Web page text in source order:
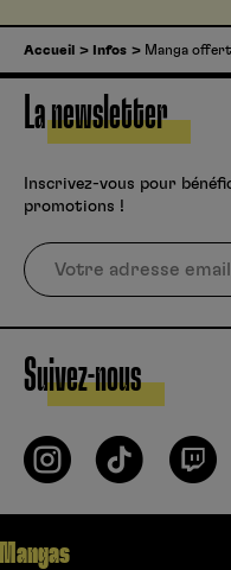
Accueil Infos Manga offert
La newsletter
Inscrivez-vous pour
promotions !
Suivez-nous
Mangas